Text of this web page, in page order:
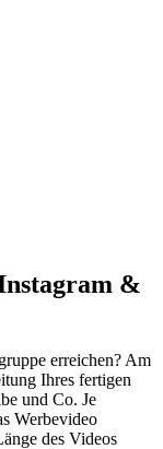
&
erreichen? Am
Ihres fertigen
und Co. Je
Werbevideo
des Videos